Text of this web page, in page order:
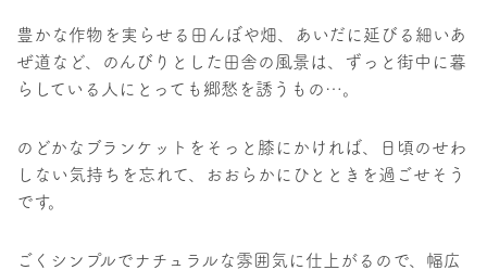
豊かな作物を実らせる田んぼや畑、あいだに延びる細いあ
ぜ道など、のんびりとした田舎の風景は、ずっと街中に暮
らしている人にとっても郷愁を誘うもの…。
のどかなブランケットをそっと膝にかければ、日頃のせわ
しない気持ちを忘れて、おおらかにひとときを過ごせそう
です。
ごくシンプルでナチュラルな雰囲気に仕上がるので、幅広